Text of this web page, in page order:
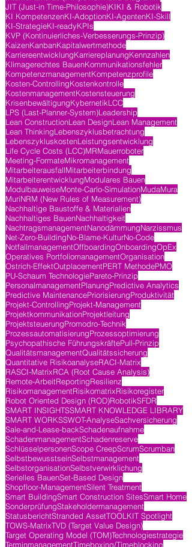
JIT (Just-in Time-Philosophie)KIKI & Robotik
KI KompetenzenKI-AdoptionKI-AgentenKI-Skill
KI-StrategieKI-readyKPIs
KVP (Kontinuierliches-Verbesserungs-Prinzip)
KaizenKanbanKapitalwertmethode
KarriereentwicklungKarriereplanungKennzahlen
Klimagerechtes BauenKommunikationsfehler
KompetenzmanagementKompetenzprofile
Kosten-ControllingKostenkontrolle
KostenmanagementKostensteuerung
KrisenbewältigungKybernetikLCC
LPS (Last-Planner-System)Leadership
Lean ConstructionLean DesignLean Management
Lean ThinkingLebenszyklusbetrachtung
LebenszykluskostenLeistungsentwicklung
Life Cycle Costs (LCC)MRMauerroboter
Meeting-FormateMikromanagement
MitarbeiterausfallMitarbeiterbindung
MitarbeiterentwicklungModulares Bauen
ModulbauweiseMonte-Carlo-SimulationMudaMura
MuriNRM (New Rules of Measurement)
Nachhaltige Baustoffe & Materialien
Nachhaltiges BauenNachhaltigkeit
NachtragsmanagementNanodämmungNarzissmus
Net-Zero-BuildingNo-Blame-KulturNo-Code
NotfallmanagementOffboardingOnboardingOpEx
Operatives PortfoliomanagementOrganisation
Ostrich-EffektOutplacementPERT MethodePMO
PU-Schaum TechnologiePareto-Prinzip
PersonalmanagementPlanungPredictive Analytics
Predictive MaintenancePriorisierungProduktivität
Projekt-ControllingProjekt-Management
ProjektkommunikationProjektleitung
ProjektsteuerungPromodro-Technik
ProzessautomatisierungProzessoptimierung
Psychopathische FührungskräftePull-Prinzip
QualitätsmanagementQualitätssicherung
Quantitative RisikoanalyseRACI-Matrix
RASCI-MatrixRCA (Root Cause Analysis)
Remote-ArbeitReportingResilienz
RisikomanagementRisikomatrixRisikoregister
Robot Oriented Design (ROD)RobotikSFDR
SMART INSIGHTSSMART KNOWLEDGE LIBRARY
SMART WORKSSWOT-AnalyseSachversicherung
Sale-and-Lease-backSchadenaufnahme
SchadenmanagementSchadenreserve
SchlüsselpersonenScope CreepScrumScrumban
SelbstbewusstseinSelbstmanagement
SelbstorganisationSelbstverwirklichung
Serielles BauenSet-Based Design
Shopfloor-ManagementSilent Treatment
Smart BuildingSmart Construction SitesSmart Home
SonderprüfungStakeholdermanagement
StatusberichtStranded AssetTOOLKIT Spotlight
TOWS-MatrixTVD (Target Value Design)
Target Operating Model (TOM)Technologiestrategie
TerminmanagementTimeboxing/Timeblocking